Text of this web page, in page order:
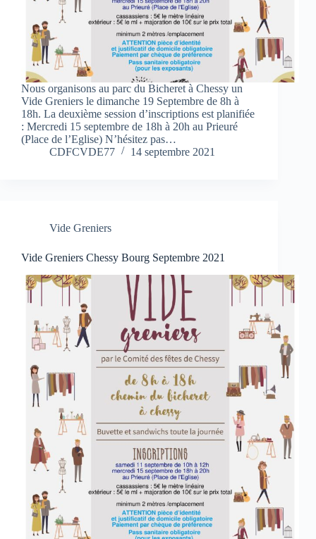
Nous organisons au parc du Bicheret à Chessy un
Vide Greniers le dimanche 19 Septembre de 8h à
18h. La deuxième session d’inscriptions est planifiée
: Mercredi 15 septembre de 18h à 20h au Prieuré
(Place de l’Eglise) N’hésitez pas…
CDFCVDE77
14 septembre 2021
Vide Greniers
Vide Greniers Chessy Bourg Septembre 2021